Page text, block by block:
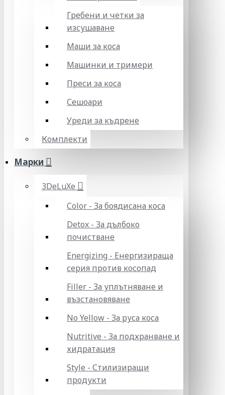
Гребени и четки за
изсушаване
Маши за коса
Машинки и тримери
Преси за коса
Сешоари
Уреди за къдрене
Комплекти
Марки
3DeLuXe
Color - За боядисана коса
Detox - За дълбоко
почистване
Energizing - Енергизираща
серия против косопад
Filler - За уплътняване и
възстановяване
No Yellow - За руса коса
Nutritive - За подхранване и
хидратация
Style - Стилизиращи
продукти